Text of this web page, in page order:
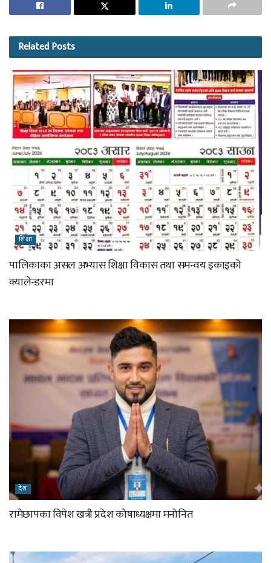
RelatedPosts
शिक्षा
पालिकाका असल अभ्यास शिक्षा विकास तथा समन्वय इकाइको
क्यालेन्डरमा
देश
रामेछापका विपेश खत्री प्रदेश कोषाध्यक्षमा मनोनित